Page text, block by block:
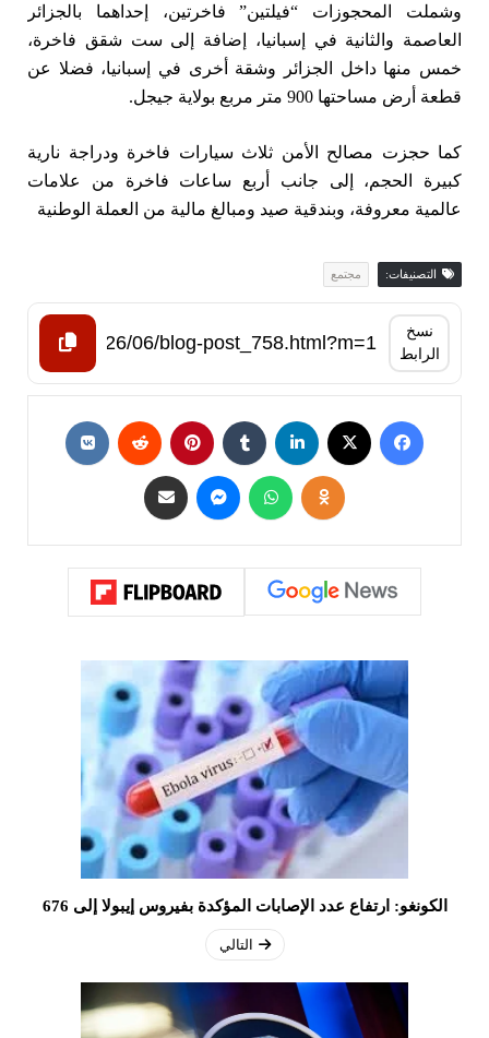
وشملت المحجوزات “فيلتين” فاخرتين، إحداهما بالجزائر
العاصمة والثانية في إسبانيا، إضافة إلى ست شقق فاخرة،
خمس منها داخل الجزائر وشقة أخرى في إسبانيا، فضلا عن
قطعة أرض مساحتها 900 متر مربع بولاية جيجل.
كما حجزت مصالح الأمن ثلاث سيارات فاخرة ودراجة نارية
كبيرة الحجم، إلى جانب أربع ساعات فاخرة من علامات
عالمية معروفة، وبندقية صيد ومبالغ مالية من العملة الوطنية
التصنيفات: مجتمع
نسخ
الرابط
الكونغو: ارتفاع عدد الإصابات المؤكدة بفيروس إيبولا إلى 676
التالي